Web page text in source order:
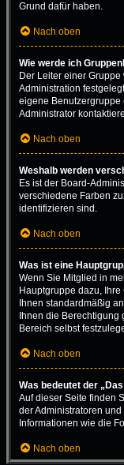
Grund dafür haben.
Nach oben
Wie werde ich
Der Leiter einer
Administration
eigene Benutzergruppe
Administrator
Nach oben
Weshalb werden
Es ist der Board-
verschiedene Farben
identifizieren sind.
Nach oben
Was ist eine
Wenn Sie Mitglied in
Hauptgruppe dazu,
Ihnen standardmäßig
Ihnen die
Bereich selbst
Nach oben
Was bedeutet der
Auf dieser Seite finden
der Administratoren
Informationen wie die
Nach oben